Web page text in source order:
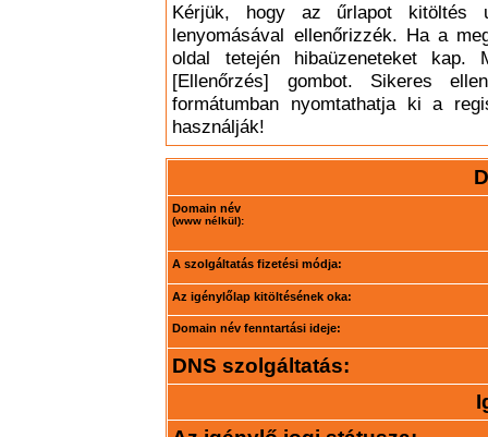
Kérjük, hogy az űrlapot kitöltés
lenyomásával ellenőrizzék. Ha a
oldal tetején hibaüzeneteket
[Ellenőrzés] gombot. Sikeres
formátumban nyomtathatja ki a
használják!
Domain név
(www nélkül):
A szolgáltatás fizetési módja:
Az igénylőlap kitöltésének oka:
Domain név fenntartási ideje:
DNS szolgáltatás: